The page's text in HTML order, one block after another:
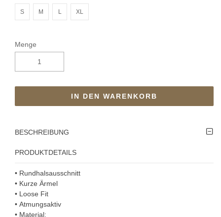
S M L XL
Menge
IN DEN WARENKORB
BESCHREIBUNG
PRODUKTDETAILS
• Rundhalsausschnitt
• Kurze Ärmel
• Loose Fit
• Atmungsaktiv
• Material: